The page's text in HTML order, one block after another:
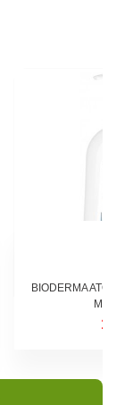
BIODERMA